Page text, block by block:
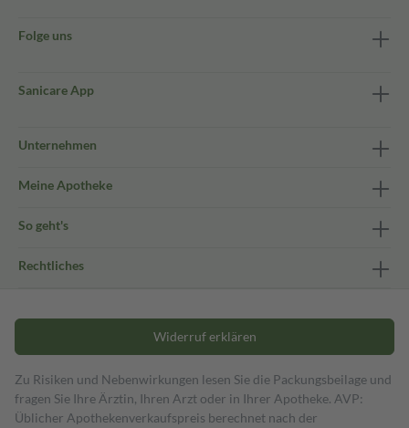
Folge uns
Sanicare App
Unternehmen
Meine Apotheke
So geht's
Rechtliches
Widerruf erklären
Zu Risiken und Nebenwirkungen lesen Sie die Packungsbeilage und
fragen Sie Ihre Ärztin, Ihren Arzt oder in Ihrer Apotheke. AVP:
Üblicher Apothekenverkaufspreis berechnet nach der